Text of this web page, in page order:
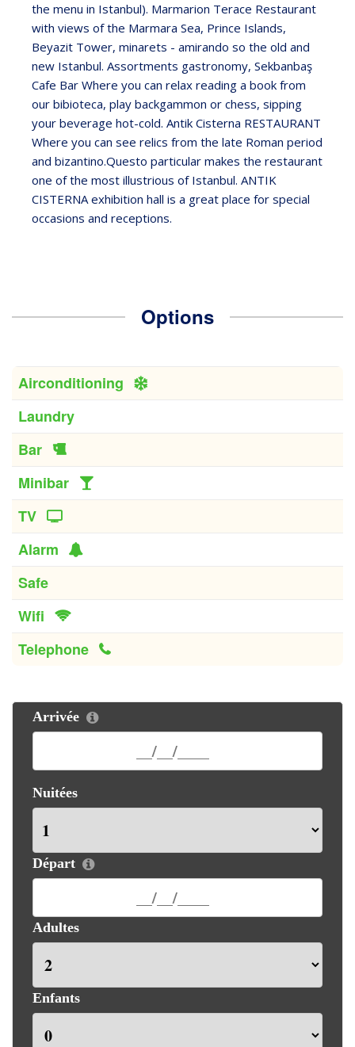
the menu in Istanbul). Marmarion Terace Restaurant
with views of the Marmara Sea, Prince Islands,
Beyazit Tower, minarets - amirando so the old and
new Istanbul. Assortments gastronomy, Sekbanbaş
Cafe Bar Where you can relax reading a book from
our bibioteca, play backgammon or chess, sipping
your beverage hot-cold. Antik Cisterna RESTAURANT
Where you can see relics from the late Roman period
and bizantino.Questo particular makes the restaurant
one of the most illustrious of Istanbul. ANTIK
CISTERNA exhibition hall is a great place for special
occasions and receptions.
Options
Airconditioning
Laundry
Bar
Minibar
TV
Alarm
Safe
Wifi
Telephone
Arrivée
Nuitées
Départ
Adultes
Enfants